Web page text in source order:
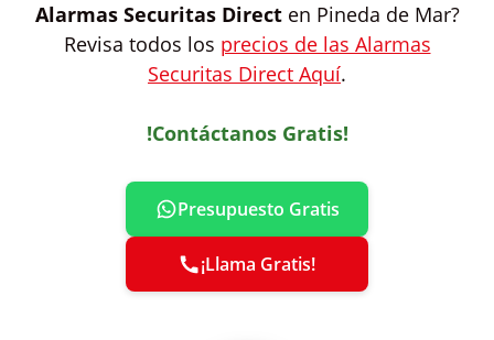
Alarmas Securitas Directen Pineda de Mar?
Revisa todos los precios de las Alarmas
Securitas Direct Aquí.
!Contáctanos Gratis!
Presupuesto Gratis
¡Llama Gratis!